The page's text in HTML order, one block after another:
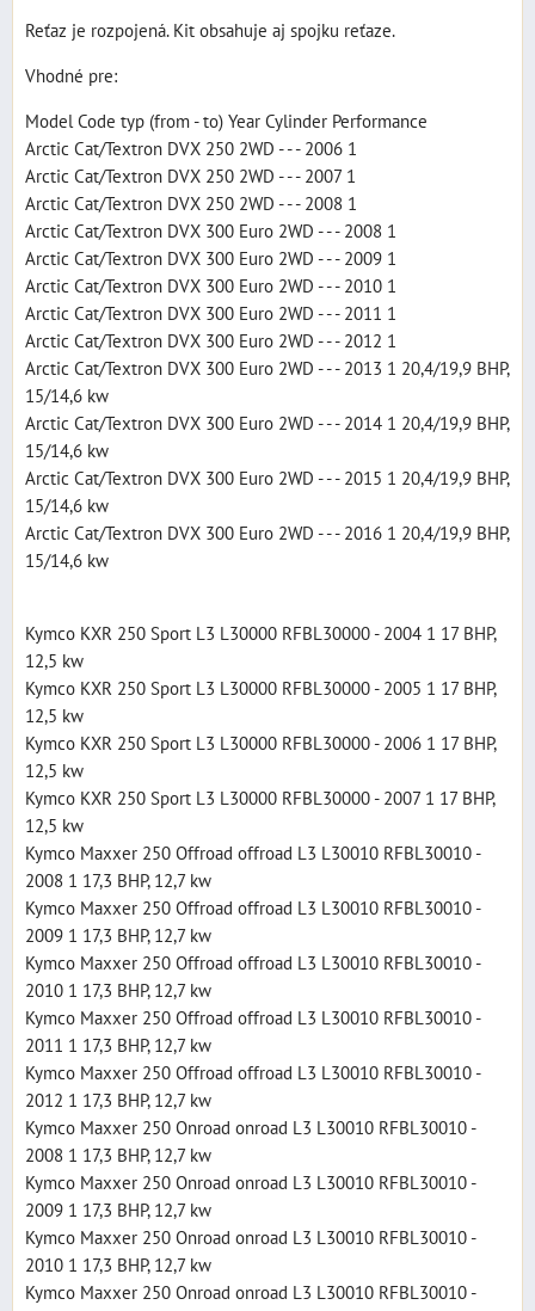
Reťaz je rozpojená. Kit obsahuje aj spojku reťaze.
Vhodné pre:
Model Code typ (from - to) Year Cylinder Performance
Arctic Cat/Textron DVX 250 2WD - - - 2006 1
Arctic Cat/Textron DVX 250 2WD - - - 2007 1
Arctic Cat/Textron DVX 250 2WD - - - 2008 1
Arctic Cat/Textron DVX 300 Euro 2WD - - - 2008 1
Arctic Cat/Textron DVX 300 Euro 2WD - - - 2009 1
Arctic Cat/Textron DVX 300 Euro 2WD - - - 2010 1
Arctic Cat/Textron DVX 300 Euro 2WD - - - 2011 1
Arctic Cat/Textron DVX 300 Euro 2WD - - - 2012 1
Arctic Cat/Textron DVX 300 Euro 2WD - - - 2013 1 20,4/19,9 BHP,
15/14,6 kw
Arctic Cat/Textron DVX 300 Euro 2WD - - - 2014 1 20,4/19,9 BHP,
15/14,6 kw
Arctic Cat/Textron DVX 300 Euro 2WD - - - 2015 1 20,4/19,9 BHP,
15/14,6 kw
Arctic Cat/Textron DVX 300 Euro 2WD - - - 2016 1 20,4/19,9 BHP,
15/14,6 kw
Kymco KXR 250 Sport L3 L30000 RFBL30000 - 2004 1 17 BHP,
12,5 kw
Kymco KXR 250 Sport L3 L30000 RFBL30000 - 2005 1 17 BHP,
12,5 kw
Kymco KXR 250 Sport L3 L30000 RFBL30000 - 2006 1 17 BHP,
12,5 kw
Kymco KXR 250 Sport L3 L30000 RFBL30000 - 2007 1 17 BHP,
12,5 kw
Kymco Maxxer 250 Offroad offroad L3 L30010 RFBL30010 -
2008 1 17,3 BHP, 12,7 kw
Kymco Maxxer 250 Offroad offroad L3 L30010 RFBL30010 -
2009 1 17,3 BHP, 12,7 kw
Kymco Maxxer 250 Offroad offroad L3 L30010 RFBL30010 -
2010 1 17,3 BHP, 12,7 kw
Kymco Maxxer 250 Offroad offroad L3 L30010 RFBL30010 -
2011 1 17,3 BHP, 12,7 kw
Kymco Maxxer 250 Offroad offroad L3 L30010 RFBL30010 -
2012 1 17,3 BHP, 12,7 kw
Kymco Maxxer 250 Onroad onroad L3 L30010 RFBL30010 -
2008 1 17,3 BHP, 12,7 kw
Kymco Maxxer 250 Onroad onroad L3 L30010 RFBL30010 -
2009 1 17,3 BHP, 12,7 kw
Kymco Maxxer 250 Onroad onroad L3 L30010 RFBL30010 -
2010 1 17,3 BHP, 12,7 kw
Kymco Maxxer 250 Onroad onroad L3 L30010 RFBL30010 -